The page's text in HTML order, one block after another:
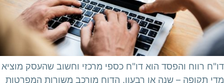
דו"ח רווח והפסד הוא דו"ח כספי מרכזי וחשוב שהעסק מוציא
מדי תקופה – שנה או רבעון. הדוח מורכב משורות המפרטות